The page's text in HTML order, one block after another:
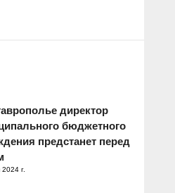
директор
бюджетного
предстанет перед
г.